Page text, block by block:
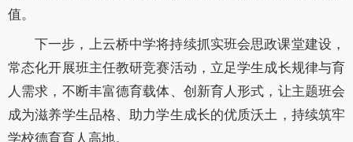
值。
下一步，上云桥中学将持续抓实班会思政课堂建设，
常态化开展班主任教研竞赛活动，立足学生成长规律与育
人需求，不断丰富德育载体、创新育人形式，让主题班会
成为滋养学生品格、助力学生成长的优质沃土，持续筑牢
学校德育育人高地。